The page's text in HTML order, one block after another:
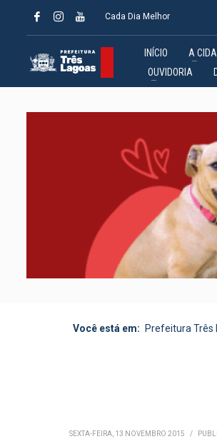
Cada Dia Melhor
INÍCIO A
OUVIDORIA
Você está em: Prefeitura Três
SEXTA-FEIRA, 13 NOVEMBRO 2015 /